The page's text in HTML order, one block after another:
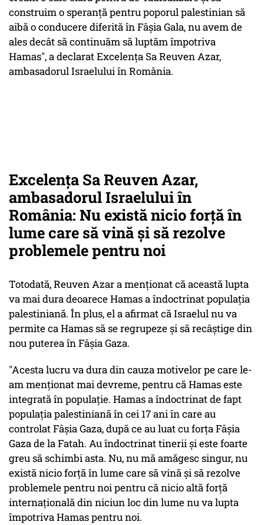
construim o speranță pentru poporul palestinian să
aibă o conducere diferită în Fâșia Gala, nu avem de
ales decât să continuăm să luptăm împotriva
Hamas", a declarat Excelența Sa Reuven Azar,
ambasadorul Israelului în România.
Excelența Sa Reuven Azar,
ambasadorul Israelului în
România: Nu există nicio forță în
lume care să vină și să rezolve
problemele pentru noi
Totodată, Reuven Azar a menționat că această lupta
va mai dura deoarece Hamas a îndoctrinat populația
palestiniană. În plus, el a afirmat că Israelul nu va
permite ca Hamas să se regrupeze și să recâștige din
nou puterea în Fâșia Gaza.
"Acesta lucru va dura din cauza motivelor pe care le-
am menționat mai devreme, pentru că Hamas este
integrată în populație. Hamas a îndoctrinat de fapt
populația palestiniană în cei 17 ani în care au
controlat Fâșia Gaza, după ce au luat cu forța Fâșia
Gaza de la Fatah. Au îndoctrinat tinerii și este foarte
greu să schimbi asta. Nu, nu mă amăgesc singur, nu
există nicio forță în lume care să vină și să rezolve
problemele pentru noi pentru că nicio altă forță
internațională din niciun loc din lume nu va lupta
împotriva Hamas pentru noi.